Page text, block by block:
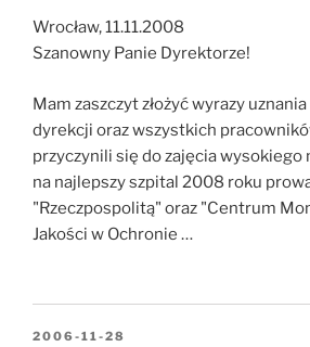
Wrocław, 11.11.2008
Szanowny Panie Dyrektorze!
Mam zaszczyt złożyć wyrazy
dyrekcji oraz wszystkich
przyczynili się do zajęcia wysokiego
na najlepszy szpital 2008 roku
"Rzeczpospolitą" oraz "Centrum
Jakości w Ochronie …
OPUBLIKOWANE
2006-11-28